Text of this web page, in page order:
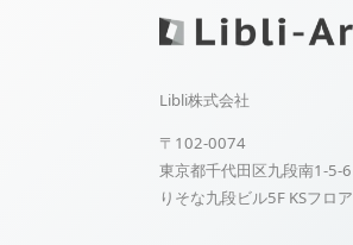
Libli株式会社
〒102-0074
東京都千代田区九段南1-5-6
りそな九段ビル5F KSフロア